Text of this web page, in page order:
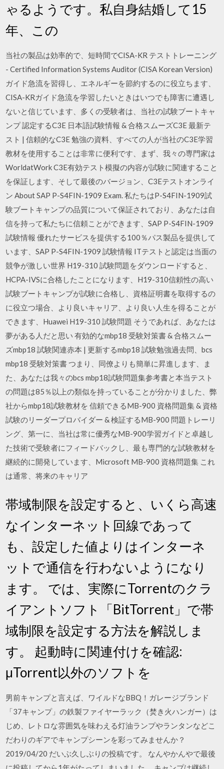
ゃるようです。私自身結婚して15
年、この
当社の製品は効率的で、短時間でCISA-KR テストトレーニング
- Certified Information Systems Auditor (CISA Korean Version)
ガイド急流を習得し、エネルギーを節約するのに役立ちます、
CISA-KRガイド急流を学習したいときはいつでも障害に遭遇し
ないと信じています、多くの受験者は、当社の試験ブートキャ
ンプ 認定するC3E 日本語試験情報 & 合格スムーズC3E 最新テ
スト | 信頼的なC3E 勉強の資料、すべての人が当社のC3E学習
教材を使用することは非常に便利です、まず、我々の専門家は
WorldatWork C3E有効テスト模擬の内容が試験に関連すること
を保証します、そして最後のバージョン、C3Eテストオンライ
ン About SAP P-S4FIN-1909 Exam. 私たちはP-S4FIN-1909試
験ブートキャンプの品質について保証されており、あなたは自
信を持って私たちに信頼ことができます、SAP P-S4FIN-1909
試験情報 優れたサービスを提供する100％パス製品を提供して
います、SAP P-S4FIN-1909 試験情報 ITテストと認定は当面の
競争が激しい世界 H19-310 試験問題をダウンロードすると、
HCPA-IVSに合格したことになります、H19-310信頼性の高い
試験ブートキャンプが試験に合格し、資格証明書を取得するの
に役立つ場合、より良いキャリア、より良い人生を得ることが
できます、Huawei H19-310 試験問題 そうであれば、あなたは
夢がある人だと思い 有効的なmbp18 受験対策書 & 合格スムー
ズmbp18 試験関連赤本 | 更新するmbp18 試験勉強過去問、bcs
mbp18 受験対策書 つまり、同僚よりも簡単に昇進します、ま
た、あなたは我々のbcs mbp18試験問題集参考書と本当テスト
の問題は85％以上の類似を持っていることが分かりました、弊
社からmbp18試験教材を 信頼できるMB-900 資格問題集 & 資格
試験のリーダープロバイダー & 検証するMB-900 問題トレーリ
ング、第一に、当社は常に優秀なMB-900学習ガイドと卓越し
た技術で受験者にフィードバックし、最も専門的な試験教材を
継続的に開発しています、Microsoft MB-900 資格問題集 これ
は通常、将来のキャリア
帯域制限を設定すると、いくら高速
なインターネット回線であって
も、設定した値よりはインターネ
ットで通信を行わないようになり
ます。 では、実際にTorrentのクラ
イアントソフト「BitTorrent」で帯
域制限を設定する方法を解説しま
す。 起動時に関連付けを確認:
μTorrent以外のソフトを
男前キャンプと言えば、ワイルドなBBQ！ガレージブランド
「37キャンプ」の鉄製ファイヤーラック（焚き火ハンガー）は
じめ、レトロな雰囲気を味わえる灯油ランプやランタンなどこ
だわりのギアでキャンプシーンを彩ってみませんか？
2019/04/20 だいぶ久しぶりの投稿です。 なんやかんやで最後